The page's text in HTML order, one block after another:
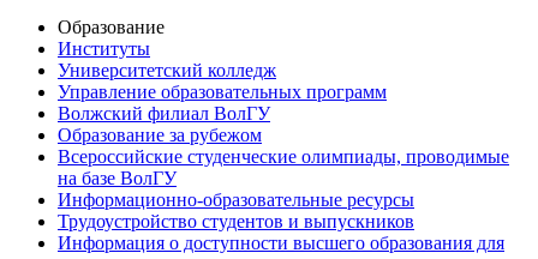
Образование
Институты
Университетский колледж
Управление образовательных программ
Волжский филиал ВолГУ
Образование за рубежом
Всероссийские студенческие олимпиады, проводимые
на базе ВолГУ
Информационно-образовательные ресурсы
Трудоустройство студентов и выпускников
Информация о доступности высшего образования для